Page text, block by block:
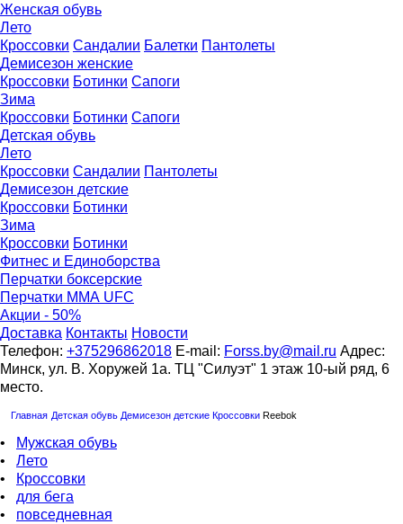
Женская обувь
Лето
Кроссовки Сандалии Балетки Пантолеты
Демисезон женские
Кроссовки Бoтинки Сапоги
Зима
Кроссовки Ботинки Сапоги
Детская обувь
Летo
Кроссовки Сандалии Пантолеты
Демисезон детские
Кроссовки Ботинки
Зима
Кроссовки Ботинки
Фитнес и Единоборства
Перчатки боксерские
Перчатки ММА UFC
Акции - 50%
Доставка Контакты Новости
Телефон: +375296862018 E-mail: Forss.by@mail.ru Адрес:
Минск, ул. В. Хоружей 1а. ТЦ "Силуэт" 1 этаж 10-ый ряд, 6
место.
Главная Детская обувь Демисезон детские Кроссовки Reebok
•
Мужская обувь
• Лето
•
Кроссовки
• для бега
• повседневная